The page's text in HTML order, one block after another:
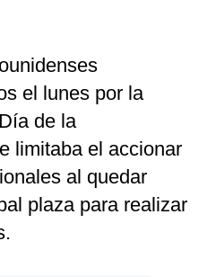
el lunes por la
de la
limitaba el accionar
al quedar
plaza para realizar